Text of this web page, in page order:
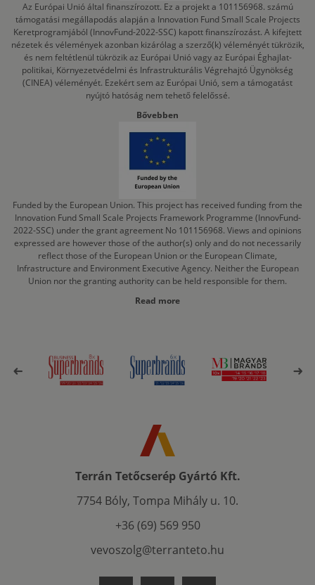
Az Európai Unió által finanszírozott. Ez a projekt a 101156968. számú
támogatási megállapodás alapján a Innovation Fund Small Scale Projects
Keretprogramjából (InnovFund-2022-SSC) kapott finanszírozást. A kifejtett
nézetek és vélemények azonban kizárólag a szerző(k) véleményét tükrözik,
és nem feltétlenül tükrözik az Európai Unió vagy az Európai Éghajlat-
politikai, Környezetvédelmi és Infrastrukturális Végrehajtó Ügynökség
(CINEA) véleményét. Ezekért sem az Európai Unió, sem a támogatást
nyújtó hatóság nem tehető felelőssé.
Bővebben
Funded by the European Union. This project has received funding from the
Innovation Fund Small Scale Projects Framework Programme (InnovFund-
2022-SSC) under the grant agreement No 101156968. Views and opinions
expressed are however those of the author(s) only and do not necessarily
reflect those of the European Union or the European Climate,
Infrastructure and Environment Executive Agency. Neither the European
Union nor the granting authority can be held responsible for them.
Read more
Terrán Tetőcserép Gyártó Kft.
7754 Bóly, Tompa Mihály u. 10.
+36 (69) 569 950
vevoszolg@terranteto.hu